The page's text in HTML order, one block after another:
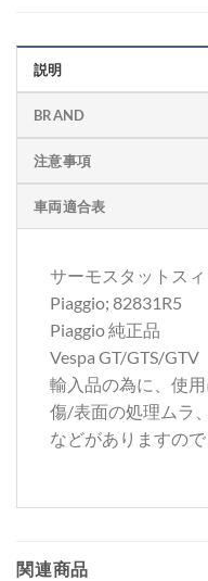
説明
BRAND
注意事項
車両適合表
サーモスタットス
Piaggio; 82831R5
Piaggio 純正品
Vespa GT/GTS/GTV
輸入品の為に、使
傷/表面の処理ムラ、
などがありますの
関連商品